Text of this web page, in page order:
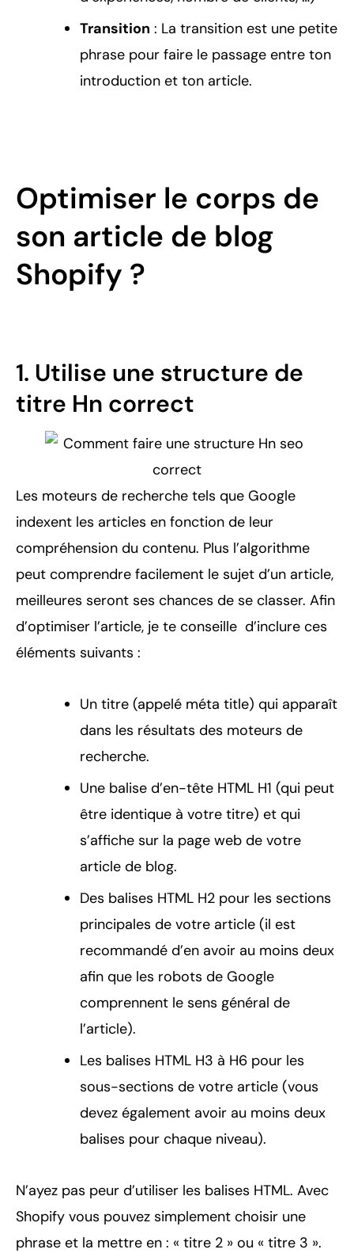
Transition : La transition est une petite
phrase pour faire le passage entre ton
introduction et ton article.
Optimiser le corps de
son article de blog
Shopify ?
1. Utilise une structure de
titre Hn correct
Les moteurs de recherche tels que Google
indexent les articles en fonction de leur
compréhension du contenu. Plus l’algorithme
peut comprendre facilement le sujet d’un article,
meilleures seront ses chances de se classer. Afin
d’optimiser l’article, je te conseille d’inclure ces
éléments suivants :
Un titre (appelé méta title) qui apparaît
dans les résultats des moteurs de
recherche.
Une balise d’en-tête HTML H1 (qui peut
être identique à votre titre) et qui
s’affiche sur la page web de votre
article de blog.
Des balises HTML H2 pour les sections
principales de votre article (il est
recommandé d’en avoir au moins deux
afin que les robots de Google
comprennent le sens général de
l’article).
Les balises HTML H3 à H6 pour les
sous-sections de votre article (vous
devez également avoir au moins deux
balises pour chaque niveau).
N’ayez pas peur d’utiliser les balises HTML. Avec
Shopify vous pouvez simplement choisir une
phrase et la mettre en : « titre 2 » ou « titre 3 ».